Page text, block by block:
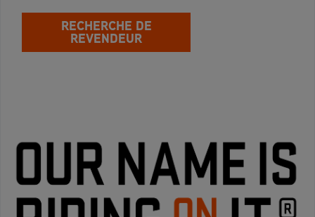
RECHERCHE DE
REVENDEUR